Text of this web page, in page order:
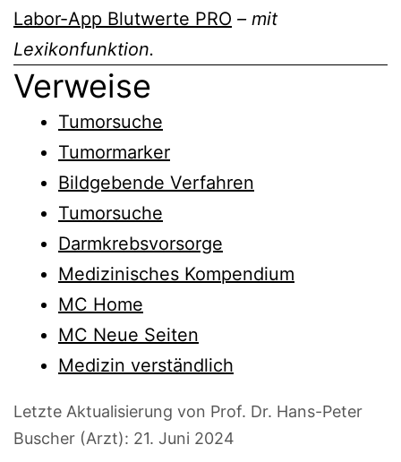
Labor-App Blutwerte PRO – mit
Lexikonfunktion.
Verweise
Tumorsuche
Tumormarker
Bildgebende Verfahren
Tumorsuche
Darmkrebsvorsorge
Medizinisches Kompendium
MC Home
MC Neue Seiten
Medizin verständlich
Letzte Aktualisierung von Prof. Dr. Hans-Peter
Buscher (Arzt): 21. Juni 2024